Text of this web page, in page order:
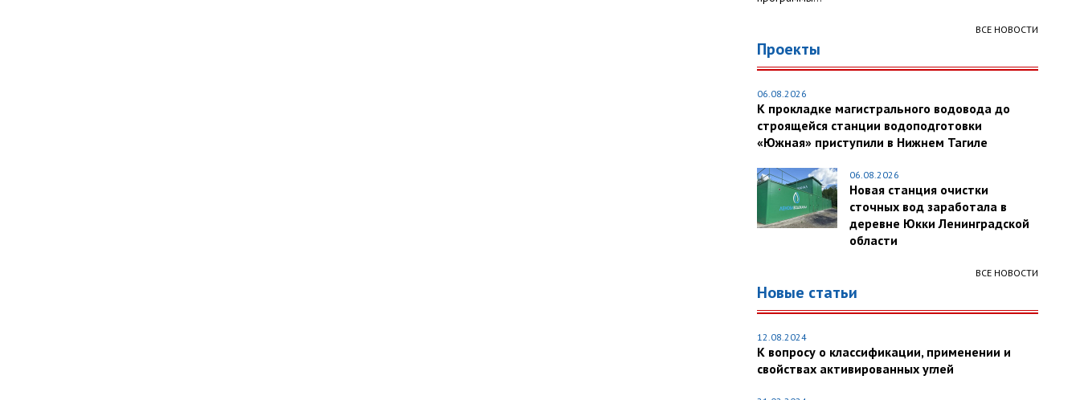
ВСЕ НОВОСТИ
Проекты
06.08.2026
К прокладке магистрального водовода до
строящейся станции водоподготовки
«Южная» приступили в Нижнем Тагиле
06.08.2026
Новая станция очистки
сточных вод заработала в
деревне Юкки Ленинградской
области
ВСЕ НОВОСТИ
Новые статьи
12.08.2024
К вопросу о классификации, применении и
свойствах активированных углей